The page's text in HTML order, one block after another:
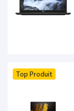
Top Produit